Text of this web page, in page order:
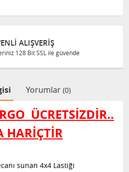
ALIŞVERIŞ
128 Bit SSL ile güvende
Yorumlar (0)
ÜCRETSİZDİR..
HARİÇTİR
sunan 4x4 Lastiği